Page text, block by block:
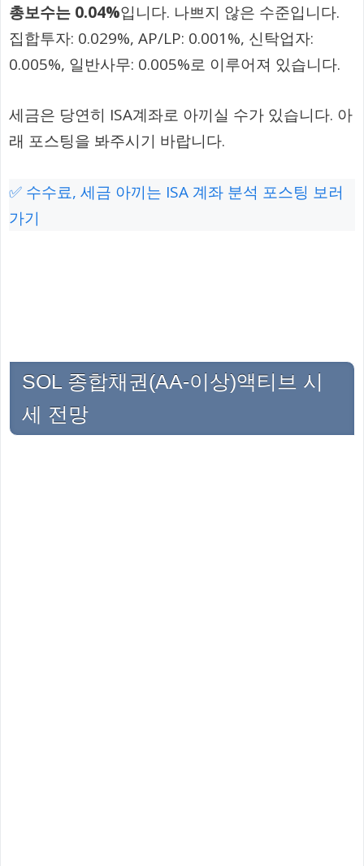
총보수는 0.04%입니다. 나쁘지 않은 수준입니다.
집합투자: 0.029%, AP/LP: 0.001%, 신탁업자:
0.005%, 일반사무: 0.005%로 이루어져 있습니다.
세금은 당연히 ISA계좌로 아끼실 수가 있습니다. 아
래 포스팅을 봐주시기 바랍니다.
✅ 수수료, 세금 아끼는 ISA 계좌 분석 포스팅 보러
가기
SOL 종합채권(AA-이상)액티브 시
세 전망